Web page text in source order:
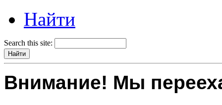
Найти
Search this site:
Внимание! Мы